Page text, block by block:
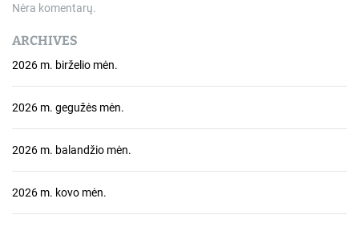
r
a
ų
Nėra komentarų.
ARCHIVES
2026 m. birželio mėn.
2026 m. gegužės mėn.
2026 m. balandžio mėn.
2026 m. kovo mėn.